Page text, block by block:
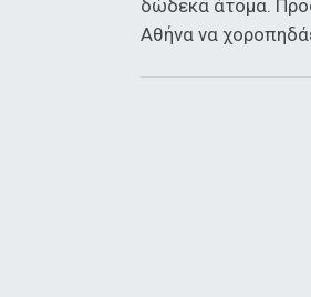
δώδεκα άτομα.
Αθήνα να